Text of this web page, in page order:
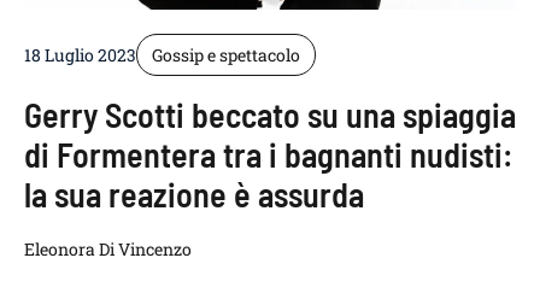
18 Luglio 2023 Gossip e spettacolo
Gerry Scotti beccato su una spiaggia
di Formentera tra i bagnanti nudisti:
la sua reazione è assurda
Eleonora Di Vincenzo